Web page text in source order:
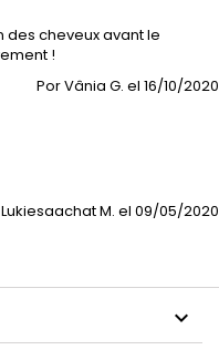
des cheveux avant le
!
Por Vânia G. el 16/10/2020
M. el 09/05/2020
